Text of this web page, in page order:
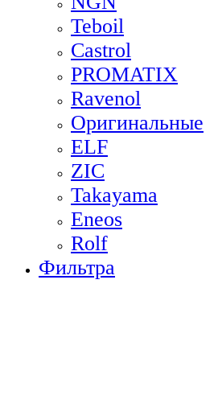
Teboil
Castrol
PROMATIX
Ravenol
Оригинальные
ELF
ZIC
Takayama
Eneos
Rolf
Фильтра